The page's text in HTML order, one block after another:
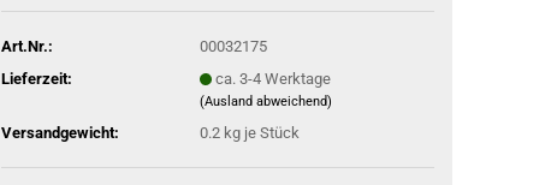
Art.Nr.:
00032175
Lieferzeit:
ca. 3-4 Werktage
(Ausland abweichend)
Versandgewicht: 0.2 kg je Stück